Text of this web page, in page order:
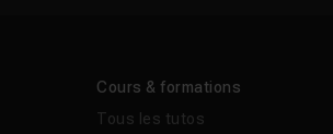
Cours & formations
Tous les tutos